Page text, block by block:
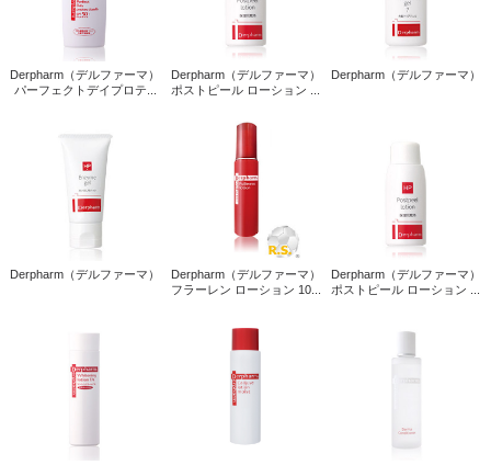
Derpharm（デルファーマ）
パーフェクトデイプロテ...
Derpharm（デルファーマ）
ポストピール ローション ...
Derpharm（デルファーマ）
Derpharm（デルファーマ）
Derpharm（デルファーマ）
フラーレン ローション 10...
Derpharm（デルファーマ）
ポストピール ローション ...